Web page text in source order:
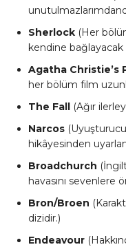
Sherlock (Her
kendine bağlayacak
Agatha Christie’s
her bölüm film
The Fall (Ağır
Narcos (Uyuşturucu
hikâyesinden
Broadchurch
havasını sevenlere
Bron/Broen
dizidir.)
Endeavour